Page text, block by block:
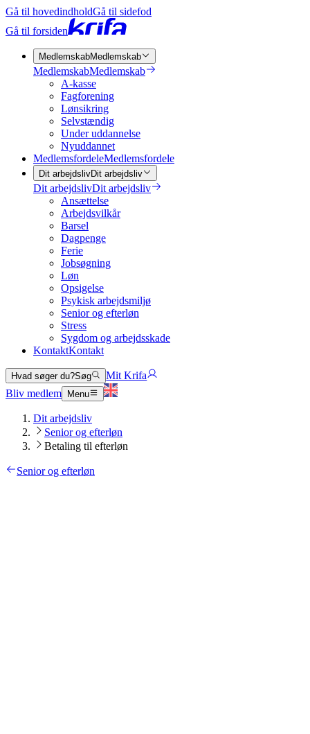
Gå til hovedindholdGå til sidefod
Gå til forsiden
MedlemskabMedlemskab
MedlemskabMedlemskab
A-kasse
Fagforening
Lønsikring
Selvstændig
Under uddannelse
Nyuddannet
MedlemsfordeleMedlemsfordele
Dit arbejdslivDit arbejdsliv
Dit arbejdslivDit arbejdsliv
Ansættelse
Arbejdsvilkår
Barsel
Dagpenge
Ferie
Jobsøgning
Løn
Opsigelse
Psykisk arbejdsmiljø
Senior og efterløn
Stress
Sygdom og arbejdsskade
KontaktKontakt
Hvad søger du?Søg
Mit Krifa
Bliv medlem
Menu
Dit arbejdsliv
Senior og efterløn
Betaling til efterløn
Senior og efterløn